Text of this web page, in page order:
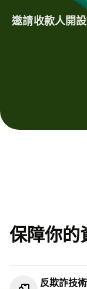
邀請收款人開
保障你的
反欺詐技術